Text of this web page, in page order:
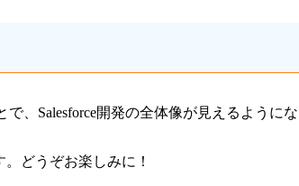
、Salesforce開発の全体像が見えるように
どうぞお楽しみに！